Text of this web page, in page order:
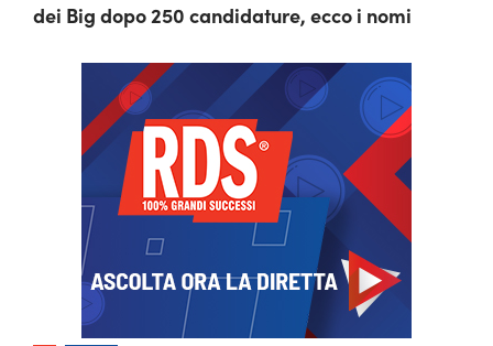
dei Big dopo 250 candidature, ecco i nomi